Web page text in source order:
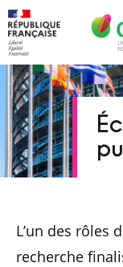
L’un des rôles
recherche